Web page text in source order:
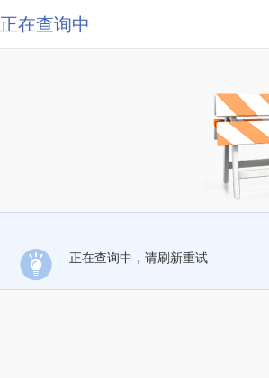
正在查询中
正在查询中，请刷新重试